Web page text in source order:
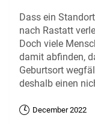
Dass ein
nach Rastatt
Doch viele
damit abfinden,
Geburtsort
deshalb einen
December 2022